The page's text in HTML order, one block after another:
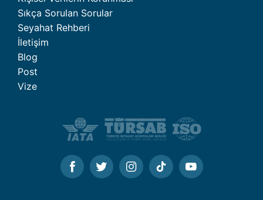
Sıkça Sorulan Sorular
Seyahat Rehberi
İletişim
Blog
Post
Vize